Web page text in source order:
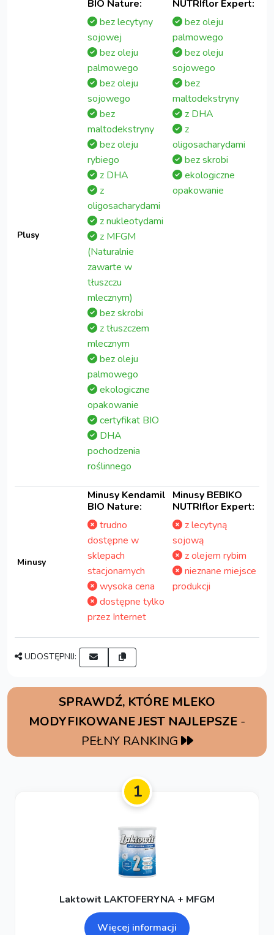
Plusy
BIO Nature:
bez lecytyny
sojowej
bez oleju
palmowego
bez oleju
sojowego
bez
maltodekstryny
bez oleju
rybiego
z DHA
z
oligosacharydami
z nukleotydami
z MFGM
(Naturalnie
zawarte w
tłuszczu
mlecznym)
bez skrobi
z tłuszczem
mlecznym
bez oleju
palmowego
ekologiczne
opakowanie
certyfikat BIO
DHA
pochodzenia
roślinnego
NUTRIflor Expert:
bez oleju
palmowego
bez oleju
sojowego
bez
maltodekstryny
z DHA
z
oligosacharydami
bez skrobi
ekologiczne
opakowanie
Minusy
Minusy Kendamil
BIO Nature:
trudno
dostępne w
sklepach
stacjonarnych
wysoka cena
dostępne tylko
przez Internet
Minusy BEBIKO
NUTRIflor Expert:
z lecytyną
sojową
z olejem rybim
nieznane miejsce
produkcji
UDOSTĘPNIJ:
SPRAWDŹ, KTÓRE MLEKO
MODYFIKOWANE JEST NAJLEPSZE -
PEŁNY RANKING
1
Laktowit LAKTOFERYNA + MFGM
Więcej informacji